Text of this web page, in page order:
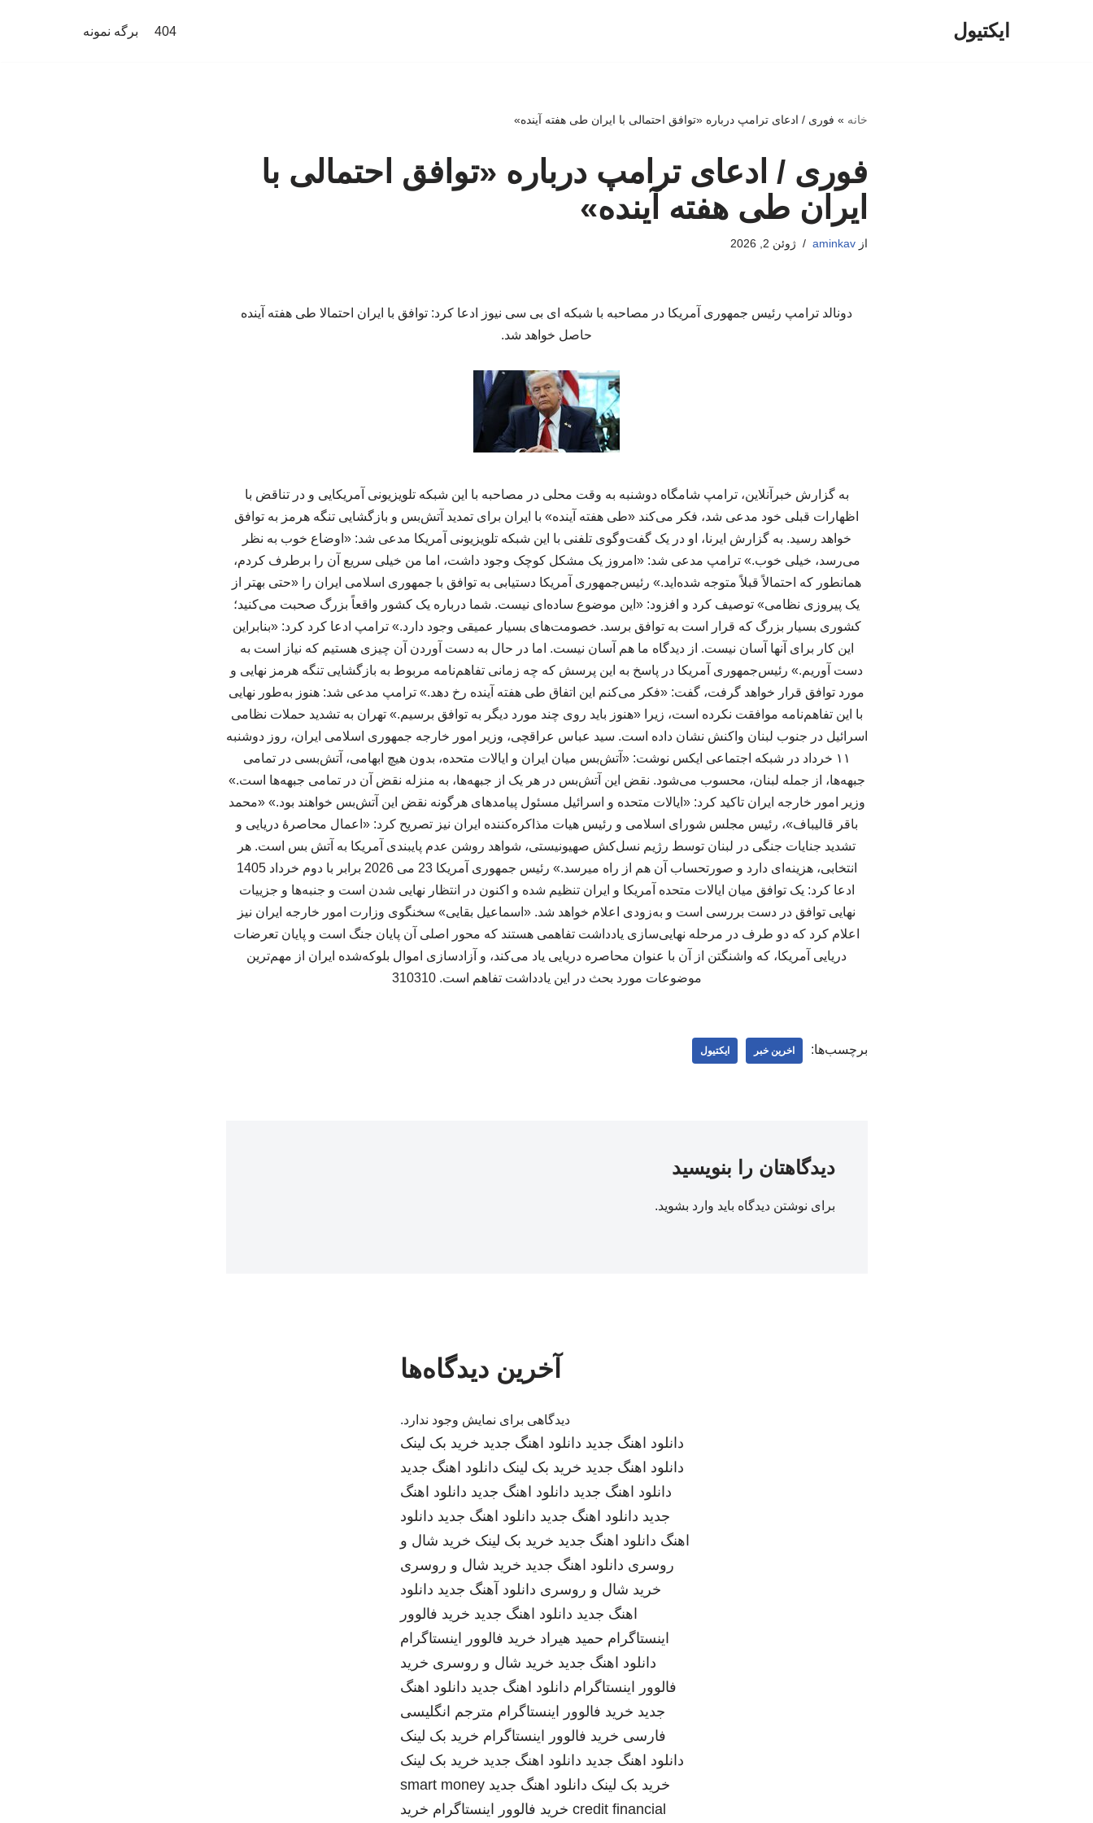
ایکتیول 404 برگه نمونه
خانه » فوری / ادعای ترامپ درباره «توافق احتمالی با ایران طی هفته آینده»
فوری / ادعای ترامپ درباره «توافق احتمالی با
ایران طی هفته آینده»
ازaminkav ژوئن 2, 2026
دونالد ترامپ رئیس جمهوری آمریکا در مصاحبه با شبکه ای بی سی نیوز ادعا کرد: توافق با ایران احتمالا طی هفته آینده
حاصل خواهد شد.
به گزارش خبرآنلاین، ترامپ شامگاه دوشنبه به وقت محلی در مصاحبه با این شبکه تلویزیونی آمریکایی و در تناقض با
اظهارات قبلی خود مدعی شد، فکر می‌کند «طی هفته آینده» با ایران برای تمدید آتش‌بس و بازگشایی تنگه هرمز به توافق
خواهد رسید. به گزارش ایرنا، او در یک گفت‌وگوی تلفنی با این شبکه تلویزیونی آمریکا مدعی شد: «اوضاع خوب به نظر
می‌رسد، خیلی خوب.» ترامپ مدعی شد: «امروز یک مشکل کوچک وجود داشت، اما من خیلی سریع آن را برطرف کردم،
همانطور که احتمالاً قبلاً متوجه شده‌اید.» رئیس‌جمهوری آمریکا دستیابی به توافق با جمهوری اسلامی ایران را «حتی بهتر از
یک پیروزی نظامی» توصیف کرد و افزود: «این موضوع ساده‌ای نیست. شما درباره یک کشور واقعاً بزرگ صحبت می‌کنید؛
کشوری بسیار بزرگ که قرار است به توافق برسد. خصومت‌های بسیار عمیقی وجود دارد.» ترامپ ادعا کرد کرد: «بنابراین
این کار برای آنها آسان نیست. از دیدگاه ما هم آسان نیست. اما در حال به دست آوردن آن چیزی هستیم که نیاز است به
دست آوریم.» رئیس‌جمهوری آمریکا در پاسخ به این پرسش که چه زمانی تفاهم‌نامه مربوط به بازگشایی تنگه هرمز نهایی و
مورد توافق قرار خواهد گرفت، گفت: «فکر می‌کنم این اتفاق طی هفته آینده رخ دهد.» ترامپ مدعی شد: هنوز به‌طور نهایی
با این تفاهم‌نامه موافقت نکرده است، زیرا «هنوز باید روی چند مورد دیگر به توافق برسیم.» تهران به تشدید حملات نظامی
اسرائیل در جنوب لبنان واکنش نشان داده‌ است. سید عباس عراقچی، وزیر امور خارجه جمهوری اسلامی ایران، روز دوشنبه
۱۱ خرداد در شبکه اجتماعی ایکس نوشت: «آتش‌بس میان ایران و ایالات متحده، بدون هیچ ابهامی، آتش‌بسی در تمامی
جبهه‌ها، از جمله لبنان، محسوب می‌شود. نقض این آتش‌بس در هر یک از جبهه‌ها، به منزله نقض آن در تمامی جبهه‌ها است.»
وزیر امور خارجه ایران تاکید کرد: «ایالات متحده و اسرائیل مسئول پیامدهای هرگونه نقض این آتش‌بس خواهند بود.» «محمد
باقر قالیباف»، رئیس مجلس شورای اسلامی و رئیس هیات مذاکره‌کننده ایران نیز تصریح کرد: «اعمال محاصرهٔ دریایی و
تشدید جنایات جنگی در لبنان توسط رژیم نسل‌کش صهیونیستی، شواهد روشن عدم پایبندی آمریکا به آتش بس است. هر
انتخابی، هزینه‌ای دارد و صورتحساب آن هم از راه میرسد.» رئیس جمهوری آمریکا 23 می 2026 برابر با دوم خرداد 1405
ادعا کرد: یک توافق میان ایالات متحده آمریکا و ایران تنظیم شده و اکنون در انتظار نهایی شدن است و جنبه‌ها و جزییات
نهایی توافق در دست بررسی است و به‌زودی اعلام خواهد شد. «اسماعیل بقایی» سخنگوی وزارت امور خارجه ایران نیز
اعلام کرد که دو طرف در مرحله نهایی‌سازی یادداشت تفاهمی هستند که محور اصلی آن پایان جنگ است و پایان تعرضات
دریایی آمریکا، که واشنگتن از آن با عنوان محاصره دریایی یاد می‌کند، و آزادسازی اموال بلوکه‌شده ایران از مهم‌ترین
موضوعات مورد بحث در این یادداشت تفاهم است. 310310
برچسب‌ها: اخرین خبر ایکتیول
دیدگاهتان را بنویسید
برای نوشتن دیدگاه باید وارد بشوید.
آخرین دیدگاه‌ها
دیدگاهی برای نمایش وجود ندارد.
دانلود اهنگ جدید دانلود اهنگ جدید خرید بک لینک
دانلود اهنگ جدید خرید بک لینک دانلود اهنگ جدید
دانلود اهنگ جدید دانلود اهنگ جدید دانلود اهنگ
جدید دانلود اهنگ جدید دانلود اهنگ جدید دانلود
اهنگ دانلود اهنگ جدید خرید بک لینک خرید شال و
روسری دانلود اهنگ جدید خرید شال و روسری
خرید شال و روسری دانلود آهنگ جدید دانلود
اهنگ جدید دانلود اهنگ جدید خرید فالوور
اینستاگرام حمید هیراد خرید فالوور اینستاگرام
دانلود اهنگ جدید خرید شال و روسری خرید
فالوور اینستاگرام دانلود اهنگ جدید دانلود اهنگ
جدید خرید فالوور اینستاگرام مترجم انگلیسی
فارسی خرید فالوور اینستاگرام خرید بک لینک
دانلود اهنگ جدید دانلود اهنگ جدید خرید بک لینک
خرید بک لینک دانلود اهنگ جدید smart money
credit financial خرید فالوور اینستاگرام خرید